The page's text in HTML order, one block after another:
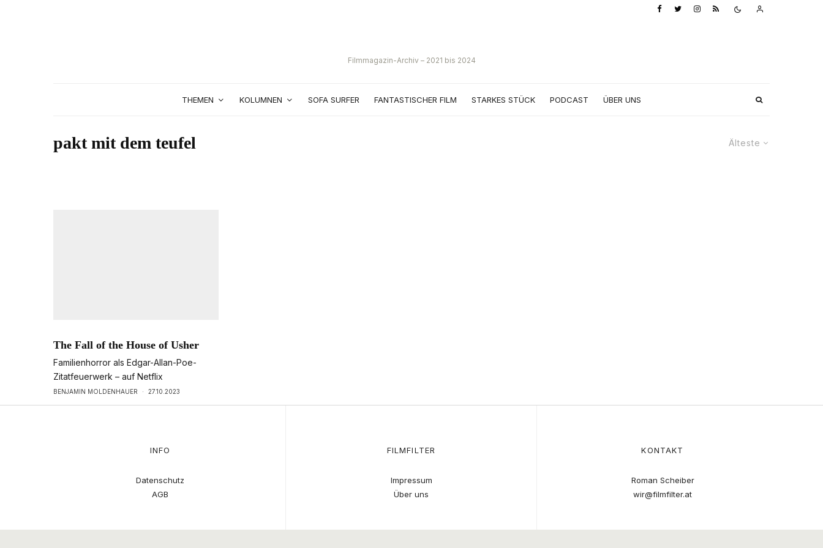
Filmmagazin-Archiv – 2021 bis 2024
THEMEN KOLUMNEN SOFA SURFER FANTASTISCHER FILM STARKES STÜCK PODCAST ÜBER UNS
Älteste
pakt mit dem teufel
The Fall of the House of Usher
Familienhorror als Edgar-Allan-Poe-
Zitatfeuerwerk – auf Netflix
BENJAMIN MOLDENHAUER · 27.10.2023
INFO
Datenschutz
AGB
FILMFILTER
Impressum
Über uns
KONTAKT
Roman Scheiber
wir@filmfilter.at